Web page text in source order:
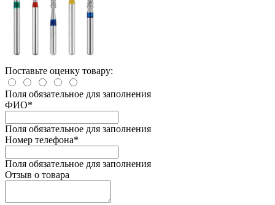
Поставьте оценку товару:
Поля обязательное для заполнения
ФИО*
Поля обязательное для заполнения
Номер телефона*
Поля обязательное для заполнения
Отзыв о товара